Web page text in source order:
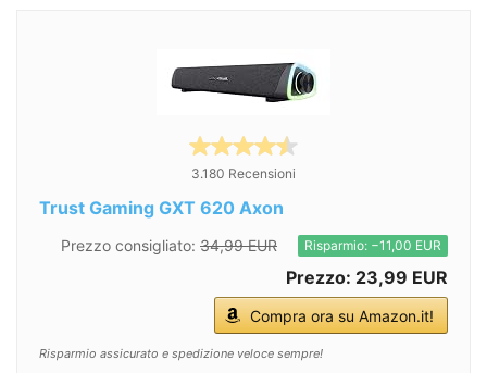
3.180 Recensioni
Trust Gaming GXT 620 Axon
Prezzo consigliato: 34,99 EUR Risparmio: −11,00 EUR
Prezzo: 23,99 EUR
Compra ora su Amazon.it!
Risparmio assicurato e spedizione veloce sempre!